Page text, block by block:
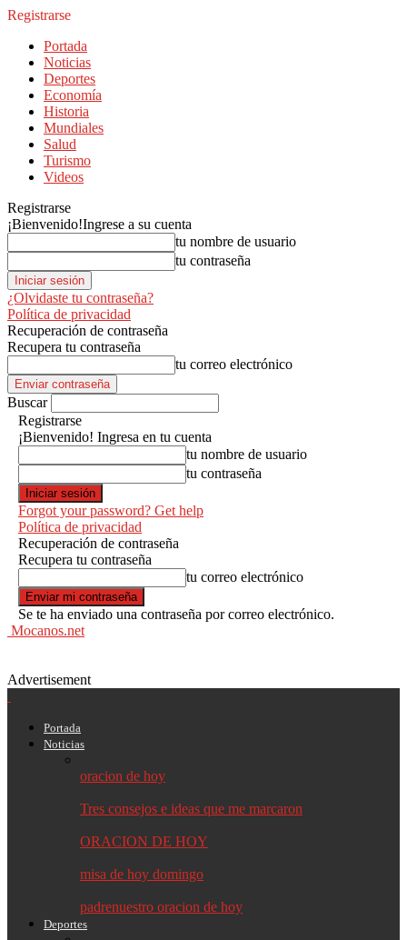
Registrarse
Portada
Noticias
Deportes
Economía
Historia
Mundiales
Salud
Turismo
Videos
Registrarse
¡Bienvenido!Ingrese a su cuenta
tu nombre de usuario
tu contraseña
¿Olvidaste tu contraseña?
Política de privacidad
Recuperación de contraseña
Recupera tu contraseña
tu correo electrónico
Buscar
Registrarse
¡Bienvenido! Ingresa en tu cuenta
tu nombre de usuario
tu contraseña
Forgot your password? Get help
Política de privacidad
Recuperación de contraseña
Recupera tu contraseña
tu correo electrónico
Se te ha enviado una contraseña por correo electrónico.
Mocanos.net
Advertisement
Portada
Noticias
oracion de hoy
Tres consejos e ideas que me marcaron
ORACION DE HOY
misa de hoy domingo
padrenuestro oracion de hoy
Deportes